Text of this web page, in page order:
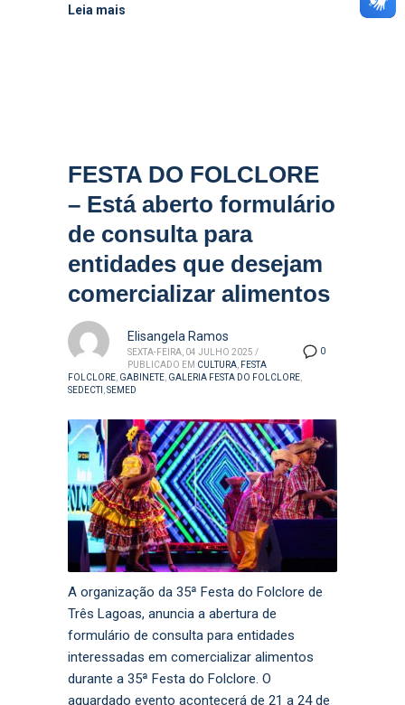
Leia mais
FESTA DO FOLCLORE
– Está aberto formulário
de consulta para
entidades que desejam
comercializar alimentos
0
Elisangela Ramos
SEXTA-FEIRA, 04 JULHO 2025 /
PUBLICADO EM CULTURA FESTA
FOLCLORE GABINETE GALERIA FESTA DO FOLCLORE
SEDECTI SEMED
A organização da 35ª Festa do Folclore de
Três Lagoas, anuncia a abertura de
formulário de consulta para entidades
interessadas em comercializar alimentos
durante a 35ª Festa do Folclore. O
aguardado evento acontecerá de 21 a 24 de